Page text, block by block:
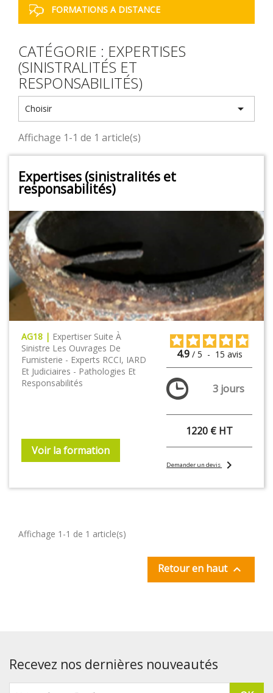
FORMATIONS A DISTANCE
CATÉGORIE : EXPERTISES
(SINISTRALITÉS ET
RESPONSABILITÉS)
Choisir 
Affichage 1-1 de 1 article(s)
Expertises (sinistralités et
responsabilités)
AG18 | Expertiser Suite À
Sinistre Les Ouvrages De
Fumisterie - Experts RCCI, IARD
Et Judiciaires - Pathologies Et
Responsabilités
Voir la formation
4.9 / 5 - 15 avis
3 jours
1220 € HT
Demander un devischevron_right
Affichage 1-1 de 1 article(s)
Retour en haut 
Recevez nos dernières nouveautés